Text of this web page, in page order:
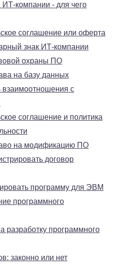
ИТ-компании - для чего
соглашение или оферта
знак ИТ-компании
охраны ПО
на базу данных
взаимоотношения с
соглашение и политика
на модификацию ПО
договор
программу для ЭВМ
программного
разработку программного
законно или нет